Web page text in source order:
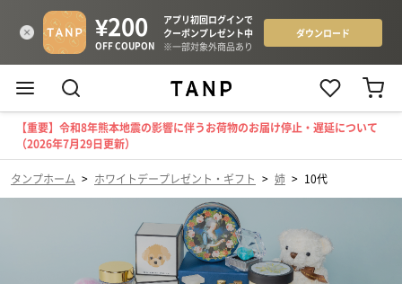
【重要】令和8年熊本地震の影響に伴うお荷物のお届け停止・遅延について
（2026年7月29日更新）
タンプホーム > ホワイトデープレゼント・ギフト > 姉 > 10代